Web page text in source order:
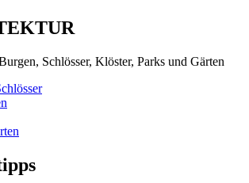
Schlösser, Klöster, Parks und Gärten